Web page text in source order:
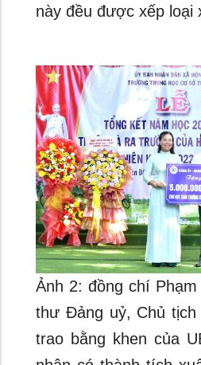
này đều được xếp loại
Ảnh 2: đồng chí
thư Đảng uỷ, Chủ
trao bằng khen của